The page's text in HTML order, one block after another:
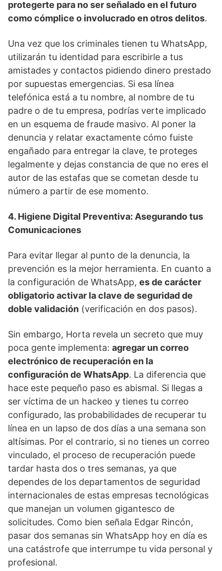
protegerte para no ser señalado en el futuro
como cómplice o involucrado en otros delitos.
Una vez que los criminales tienen tu WhatsApp,
utilizarán tu identidad para escribirle a tus
amistades y contactos pidiendo dinero prestado
por supuestas emergencias. Si esa línea
telefónica está a tu nombre, al nombre de tu
padre o de tu empresa, podrías verte implicado
en un esquema de fraude masivo. Al poner la
denuncia y relatar exactamente cómo fuiste
engañado para entregar la clave, te proteges
legalmente y dejas constancia de que no eres el
autor de las estafas que se cometan desde tu
número a partir de ese momento.
4. Higiene Digital Preventiva: Asegurando tus
Comunicaciones
Para evitar llegar al punto de la denuncia, la
prevención es la mejor herramienta. En cuanto a
la configuración de WhatsApp, es de carácter
obligatorio activar la clave de seguridad de
doble validación (verificación en dos pasos).
Sin embargo, Horta revela un secreto que muy
poca gente implementa: agregar un correo
electrónico de recuperación en la
configuración de WhatsApp. La diferencia que
hace este pequeño paso es abismal. Si llegas a
ser víctima de un hackeo y tienes tu correo
configurado, las probabilidades de recuperar tu
línea en un lapso de dos días a una semana son
altísimas. Por el contrario, si no tienes un correo
vinculado, el proceso de recuperación puede
tardar hasta dos o tres semanas, ya que
dependes de los departamentos de seguridad
internacionales de estas empresas tecnológicas
que manejan un volumen gigantesco de
solicitudes. Como bien señala Edgar Rincón,
pasar dos semanas sin WhatsApp hoy en día es
una catástrofe que interrumpe tu vida personal y
profesional.